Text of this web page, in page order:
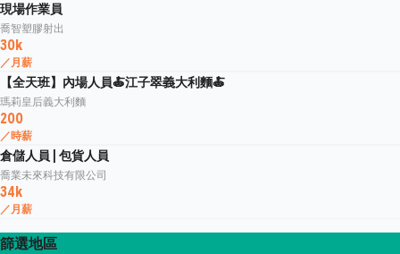
現場作業員
喬智塑膠射出
30k
／月薪
【全天班】內場人員🍝江子翠義大利麵🍝
瑪莉皇后義大利麵
200
／時薪
倉儲人員 | 包貨人員
喬業未來科技有限公司
34k
／月薪
篩選地區